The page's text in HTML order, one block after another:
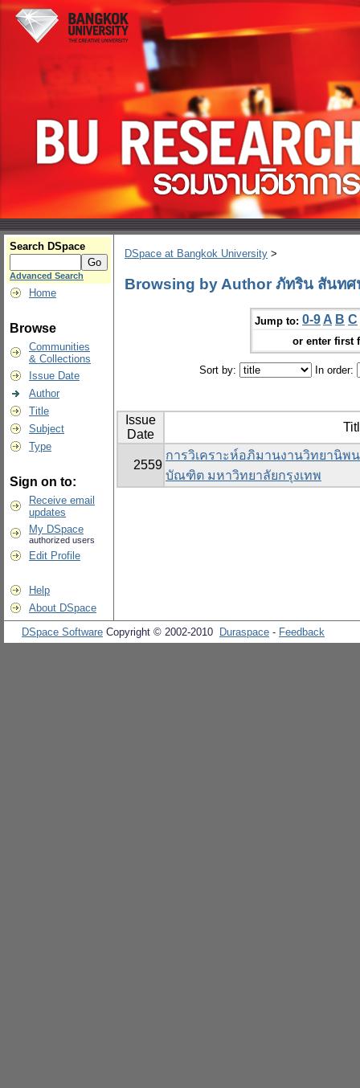
Search DSpace
Advanced Search
Home
Browse
Communities
& Collections
Issue Date
Author
Title
Subject
Type
Sign on to:
Receive email
updates
My DSpace
authorized users
Edit Profile
Help
About DSpace
DSpace at Bangkok University >
Browsing by Author ภัทริน สันทศ
Jump to: 0-9 A B C
or enter first
Sort by: In order:
Issue
Date
2559
การวิเคราะห์อภิมานงานวิทยานิพ
บัณฑิต มหาวิทยาลัยกรุงเทพ
DSpace Software Copyright © 2002-2010 Duraspace - Feedback